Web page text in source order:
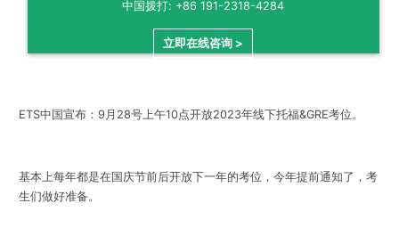
中国拨打: +86 191-2318-4284
立即在线咨询 >
ETS中国宣布： 9月28号上午10点开放2023年线下托福&GRE考位。
基本上每年都是在国庆节前后开放下一年的考位，今年提前通知了，考
生们做好准备。